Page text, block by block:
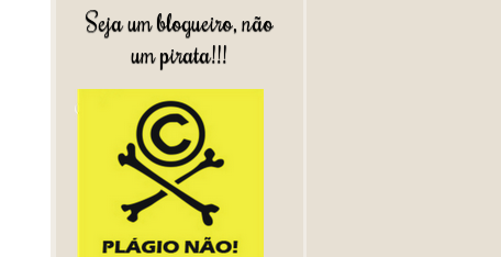
Seja um blogueiro, não
um pirata!!!